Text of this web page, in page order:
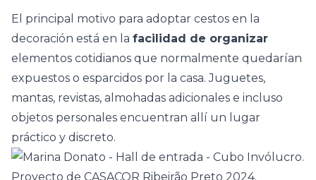
El principal motivo para adoptar cestos en la
decoración está en la facilidad de organizar
elementos cotidianos que normalmente quedarían
expuestos o esparcidos por la casa. Juguetes,
mantas, revistas, almohadas adicionales e incluso
objetos personales encuentran allí un lugar
práctico y discreto.